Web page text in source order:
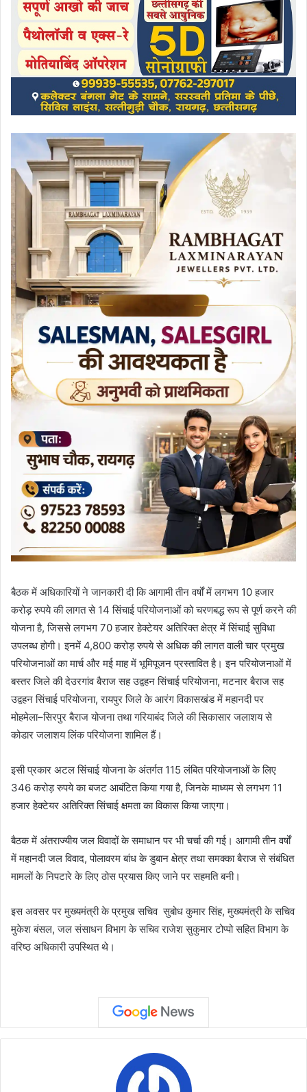
बैठक में अधिकारियों ने जानकारी दी कि आगामी तीन वर्षों में लगभग 10 हजार
करोड़ रुपये की लागत से 14 सिंचाई परियोजनाओं को चरणबद्ध रूप से पूर्ण करने की
योजना है, जिससे लगभग 70 हजार हेक्टेयर अतिरिक्त क्षेत्र में सिंचाई सुविधा
उपलब्ध होगी। इनमें 4,800 करोड़ रुपये से अधिक की लागत वाली चार प्रमुख
परियोजनाओं का मार्च और मई माह में भूमिपूजन प्रस्तावित है। इन परियोजनाओं में
बस्तर जिले की देउरगांव बैराज सह उद्वहन सिंचाई परियोजना, मटनार बैराज सह
उद्वहन सिंचाई परियोजना, रायपुर जिले के आरंग विकासखंड में महानदी पर
मोहमेला–सिरपुर बैराज योजना तथा गरियाबंद जिले की सिकासार जलाशय से
कोडार जलाशय लिंक परियोजना शामिल हैं।
इसी प्रकार अटल सिंचाई योजना के अंतर्गत 115 लंबित परियोजनाओं के लिए
346 करोड़ रुपये का बजट आबंटित किया गया है, जिनके माध्यम से लगभग 11
हजार हेक्टेयर अतिरिक्त सिंचाई क्षमता का विकास किया जाएगा।
बैठक में अंतराज्यीय जल विवादों के समाधान पर भी चर्चा की गई। आगामी तीन वर्षों
में महानदी जल विवाद, पोलावरम बांध के डुबान क्षेत्र तथा समक्का बैराज से संबंधित
मामलों के निपटारे के लिए ठोस प्रयास किए जाने पर सहमति बनी।
इस अवसर पर मुख्यमंत्री के प्रमुख सचिव सुबोध कुमार सिंह, मुख्यमंत्री के सचिव
मुकेश बंसल, जल संसाधन विभाग के सचिव राजेश सुकुमार टोप्पो सहित विभाग के
वरिष्ठ अधिकारी उपस्थित थे।